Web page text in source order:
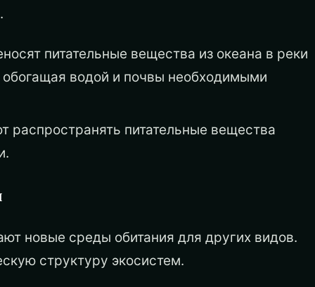
питательные вещества из океана в реки
обогащая водой и почвы необходимыми
распространять питательные вещества
новые среды обитания для других видов.
структуру экосистем.